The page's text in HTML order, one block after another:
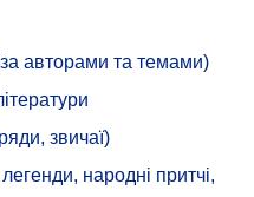
авторами та темами)
звичаї)
народні притчі,